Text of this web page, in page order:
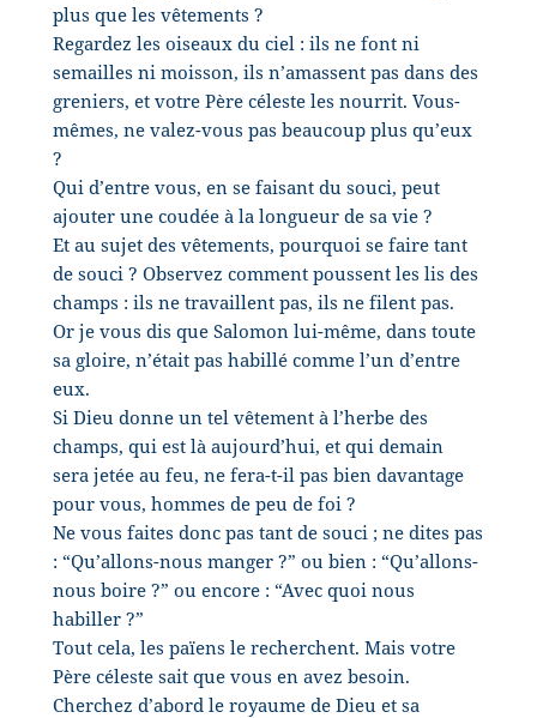
plus que les vêtements ?
Regardez les oiseaux du ciel : ils ne font ni
semailles ni moisson, ils n’amassent pas dans des
greniers, et votre Père céleste les nourrit. Vous-
mêmes, ne valez-vous pas beaucoup plus qu’eux
?
Qui d’entre vous, en se faisant du souci, peut
ajouter une coudée à la longueur de sa vie ?
Et au sujet des vêtements, pourquoi se faire tant
de souci ? Observez comment poussent les lis des
champs : ils ne travaillent pas, ils ne filent pas.
Or je vous dis que Salomon lui-même, dans toute
sa gloire, n’était pas habillé comme l’un d’entre
eux.
Si Dieu donne un tel vêtement à l’herbe des
champs, qui est là aujourd’hui, et qui demain
sera jetée au feu, ne fera-t-il pas bien davantage
pour vous, hommes de peu de foi ?
Ne vous faites donc pas tant de souci ; ne dites pas
: “Qu’allons-nous manger ?” ou bien : “Qu’allons-
nous boire ?” ou encore : “Avec quoi nous
habiller ?”
Tout cela, les païens le recherchent. Mais votre
Père céleste sait que vous en avez besoin.
Cherchez d’abord le royaume de Dieu et sa